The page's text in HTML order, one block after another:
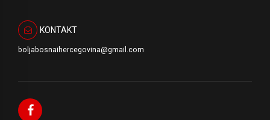
KONTAKT
boljabosnaihercegovina@gmail.com